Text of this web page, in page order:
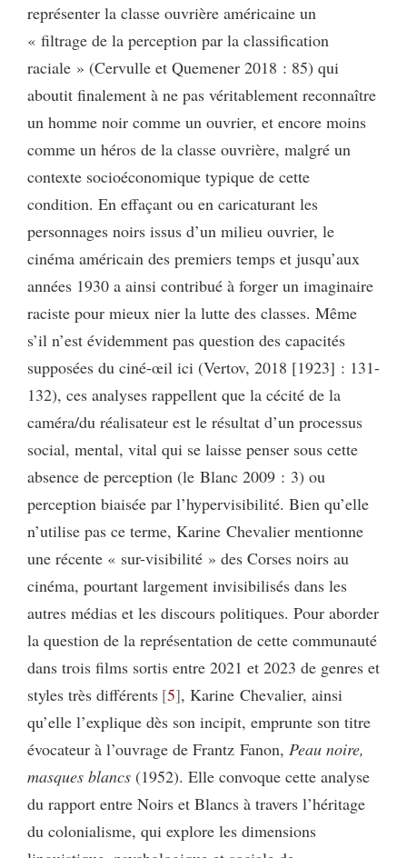
représenter la classe ouvrière américaine un
« filtrage de la perception par la classification
raciale » (Cervulle et Quemener 2018 : 85) qui
aboutit finalement à ne pas véritablement reconnaître
un homme noir comme un ouvrier, et encore moins
comme un héros de la classe ouvrière, malgré un
contexte socioéconomique typique de cette
condition. En effaçant ou en caricaturant les
personnages noirs issus d’un milieu ouvrier, le
cinéma américain des premiers temps et jusqu’aux
années 1930 a ainsi contribué à forger un imaginaire
raciste pour mieux nier la lutte des classes. Même
s’il n’est évidemment pas question des capacités
supposées du ciné-œil ici (Vertov, 2018 [1923] : 131-
132), ces analyses rappellent que la cécité de la
caméra/du réalisateur est le résultat d’un processus
social, mental, vital qui se laisse penser sous cette
absence de perception (le Blanc 2009 : 3) ou
perception biaisée par l’hypervisibilité. Bien qu’elle
n’utilise pas ce terme, Karine Chevalier mentionne
une récente « sur-visibilité » des Corses noirs au
cinéma, pourtant largement invisibilisés dans les
autres médias et les discours politiques. Pour aborder
la question de la représentation de cette communauté
dans trois films sortis entre 2021 et 2023 de genres et
styles très différents 5 , Karine Chevalier, ainsi
qu’elle l’explique dès son incipit, emprunte son titre
évocateur à l’ouvrage de Frantz Fanon, Peau noire,
masques blancs (1952). Elle convoque cette analyse
du rapport entre Noirs et Blancs à travers l’héritage
du colonialisme, qui explore les dimensions